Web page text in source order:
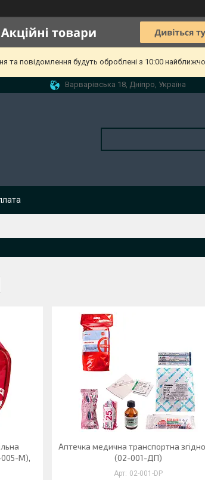
та повідомлення будуть оброблені з 10:00
Варварівська 18, Дніпро, Україна
005-М),
Аптечка медична транспортна
(02-001-ДП)
02-001-DP